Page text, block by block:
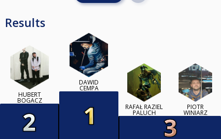
Results
HUBERT
BOGACZ
DAWID
CEMPA
RAFAŁ RAZIEL
PALUCH
PIOTR
WINIARZ